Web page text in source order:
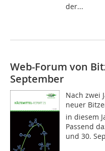
der...
Web-Forum von
September
Nach zwei
neuer
in diesem
Passend
und 30.